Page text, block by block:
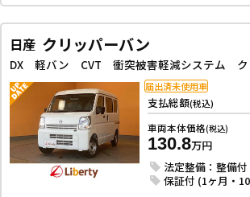
日産 クリッパーバン
支払総額(税込)
車両本体価格(税込)
130.8万円
法定整備：整備付
保証付 (1ヶ月・
届出済未使用車